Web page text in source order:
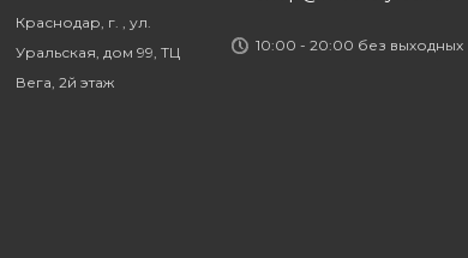
Краснодар, г. , ул.
Уральская, дом 99, ТЦ
Вега, 2й этаж
10:00 - 20:00 без выходных